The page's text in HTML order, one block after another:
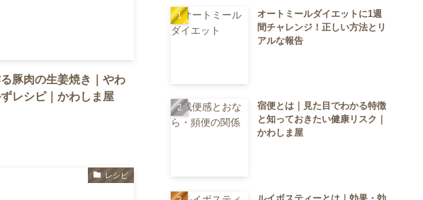
豚肉の生姜焼き｜やわ
レシピ｜かわしま屋
レシピ
オートミールダイエットに1週
間チャレンジ！正しい方法とリ
アルな報告
宿便とは｜見た目でわかる特徴
と知っておきたい健康リスク｜
かわしま屋